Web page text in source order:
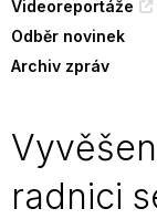
Videoreportáže
Odběr novinek
Archiv zpráv
radnici